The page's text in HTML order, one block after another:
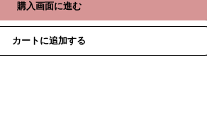
購入画面に進む
カートに追加する